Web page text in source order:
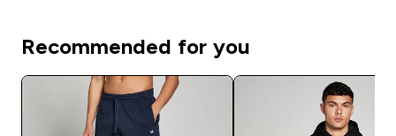
Recommended for you